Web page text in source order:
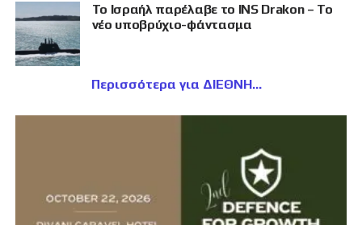
Το Ισραήλ παρέλαβε το INS Drakon – Το
νέο υποβρύχιο-φάντασμα
Περισσότερα για ΔΙΕΘΝΗ